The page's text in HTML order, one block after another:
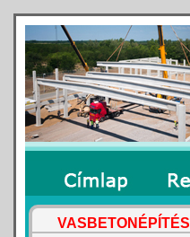
VASBETONÉPÍTÉS